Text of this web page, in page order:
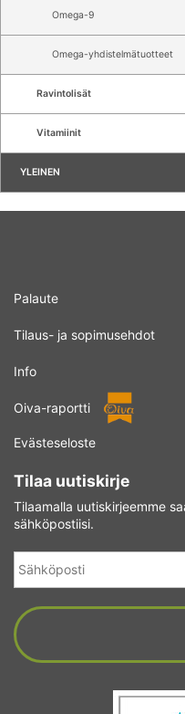
Omega-9
Omega-yhdistelmätuotteet
Ravintolisät
Vitamiinit
YLEINEN
Palaute
Tilaus- ja sopimusehdot
Info
Oiva-raportti
Evästeseloste
Tilaa uutiskirje
Tilaamalla uutiskirjeemme
sähköpostiisi.